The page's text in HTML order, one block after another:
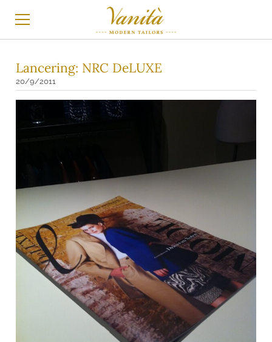
Lancering: NRC DeLUXE
20/9/2011
MAATPAK
INSTAGRAM
BRANDS
STOFFEN
CONTACT